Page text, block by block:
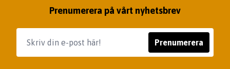
Prenumerera på vårt nyhetsbrev
Prenumerera